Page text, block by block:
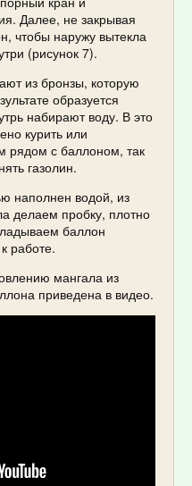
Далее, не закрывая
чтобы наружу вытекла
(рисунок 7).
из бронзы, которую
образуется
набирают воду. В это
курить или
рядом с баллоном, так
газолин.
наполнен водой, из
делаем пробку, плотно
баллон
работе.
мангала из
приведена в видео.